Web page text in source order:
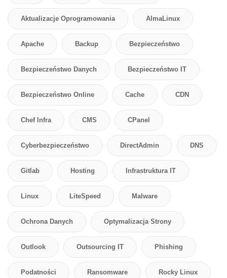
Aktualizacje Oprogramowania AlmaLinux
Apache Backup Bezpieczeństwo
Bezpieczeństwo Danych Bezpieczeństwo IT
Bezpieczeństwo Online Cache CDN
Chef Infra CMS CPanel
Cyberbezpieczeństwo DirectAdmin DNS
Gitlab Hosting Infrastruktura IT
Linux LiteSpeed Malware
Ochrona Danych Optymalizacja Strony
Outlook Outsourcing IT Phishing
Podatności Ransomware Rocky Linux